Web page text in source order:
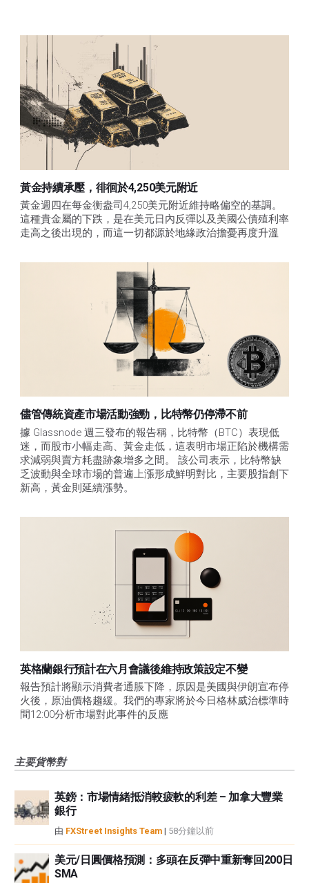
黃金持續承壓，徘徊於4,250美元附近
黃金週四在每金衡盎司4,250美元附近維持略偏空的基調。
這種貴金屬的下跌，是在美元日內反彈以及美國公債殖利率
走高之後出現的，而這一切都源於地緣政治擔憂再度升溫
儘管傳統資產市場活動強勁，比特幣仍停滯不前
據 Glassnode 週三發布的報告稱，比特幣（BTC）表現低
迷，而股市小幅走高、黃金走低，這表明市場正陷於機構需
求減弱與賣方耗盡跡象增多之間。 該公司表示，比特幣缺
乏波動與全球市場的普遍上漲形成鮮明對比，主要股指創下
新高，黃金則延續漲勢。
英格蘭銀行預計在六月會議後維持政策設定不變
報告預計將顯示消費者通脹下降，原因是美國與伊朗宣布停
火後，原油價格趨緩。我們的專家將於今日格林威治標準時
間12:00分析市場對此事件的反應
主要貨幣對
英鎊：市場情緒抵消較疲軟的利差 – 加拿大豐業
銀行
由 FXStreet Insights Team | 58分鐘以前
美元/日圓價格預測：多頭在反彈中重新奪回200日
SMA